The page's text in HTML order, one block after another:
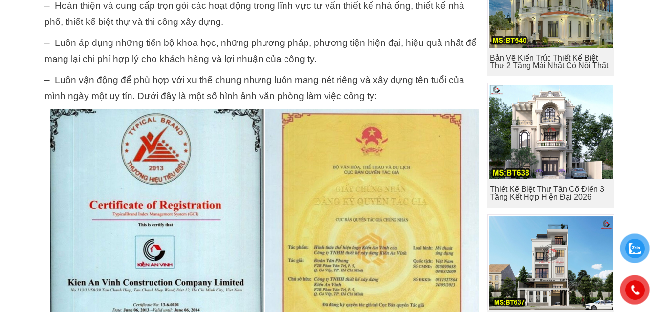
– Hoàn thiện và cung cấp trọn gói các hoạt động trong lĩnh vực tư vấn thiết kế nhà ống, thiết kế nhà
phố, thiết kế biệt thự và thi công xây dựng.
– Luôn áp dụng những tiến bộ khoa học, những phương pháp, phương tiện hiện đại, hiệu quả nhất để
mang lại chi phí hợp lý cho khách hàng và lợi nhuận của công ty.
– Luôn vận động để phù hợp với xu thế chung nhưng luôn mang nét riêng và xây dựng tên tuổi của
mình ngày một uy tín. Dưới đây là một số hình ảnh văn phòng làm việc công ty:
Bản Vẽ Kiến Trúc Thiết Kế Biệt
Thự 2 Tầng Mái Nhật Có Nội Thất
Thiết Kế Biệt Thự Tân Cổ Điển 3
Tầng Kết Hợp Hiện Đại 2026